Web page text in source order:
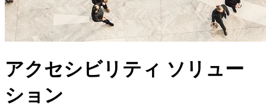
アクセシビリティ ソリュー
ション